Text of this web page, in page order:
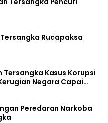
Tersangka Pencuri
Rudapaksa
Kasus Korupsi
Negara Capai
Peredaran Narkoba